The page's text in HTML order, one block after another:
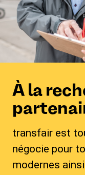
À la
transfair est
négocie pour
modernes